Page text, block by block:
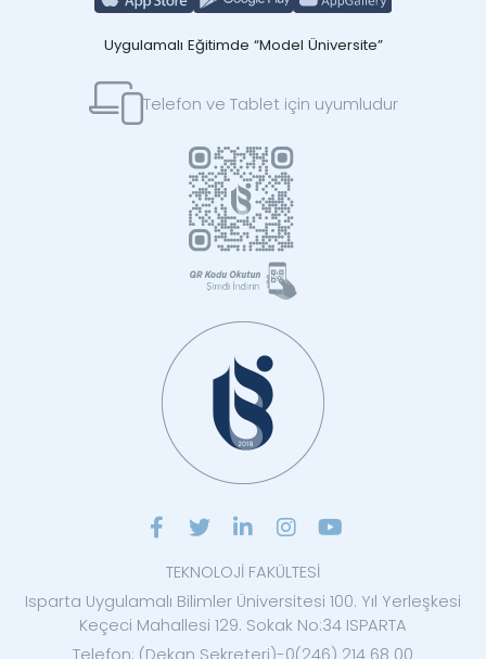
Uygulamalı Eğitimde “Model Üniversite”
Telefon ve Tablet için uyumludur
TEKNOLOJİ FAKÜLTESİ
Isparta Uygulamalı Bilimler Üniversitesi 100. Yıl Yerleşkesi
Keçeci Mahallesi 129. Sokak No:34 ISPARTA
Telefon: (Dekan Sekreteri)-0(246) 214 68 00